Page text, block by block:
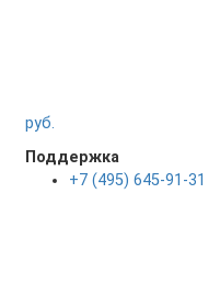
руб.
Поддержка
+7 (495) 645-91-31